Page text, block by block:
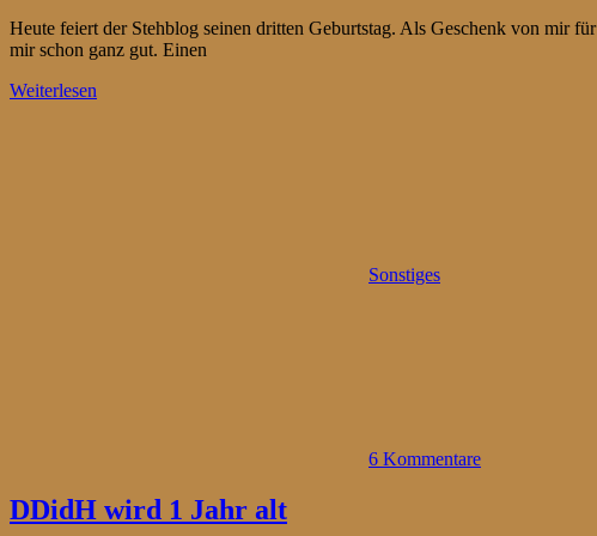
Heute feiert der Stehblog seinen dritten Geburtstag. Als Geschenk von mir
mir schon ganz gut. Einen
Weiterlesen
Sonstiges
6 Kommentare
DDidH wird 1 Jahr alt